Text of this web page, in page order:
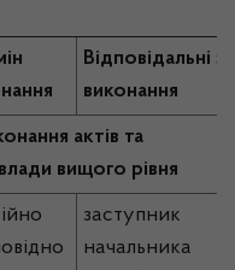
Відповідальні за
виконання
актів та
вищого рівня
заступник
начальника